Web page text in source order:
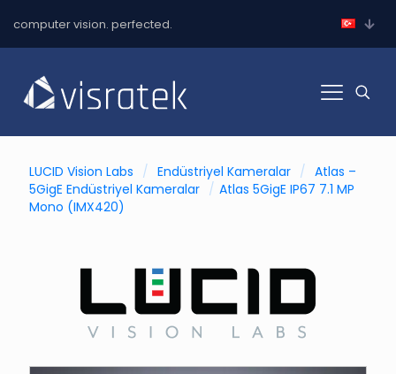
computer vision. perfected.
LUCID Vision Labs / Endüstriyel Kameralar / Atlas –
5GigE Endüstriyel Kameralar / Atlas 5GigE IP67 7.1 MP
Mono (IMX420)